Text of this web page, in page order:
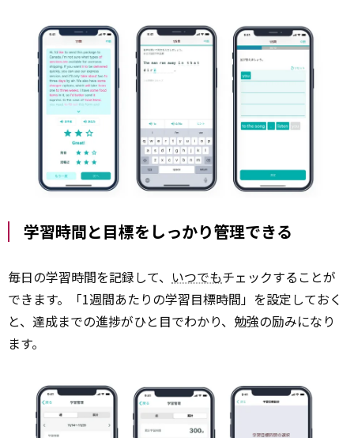
学習時間と目標をしっかり管理できる
毎日の学習時間を記録して、 いつでもチェックすることが
できます。「1週間あたりの学習目標時間」を設定しておく
と、達成までの進捗がひと目でわかり、勉強の励みになり
ます。